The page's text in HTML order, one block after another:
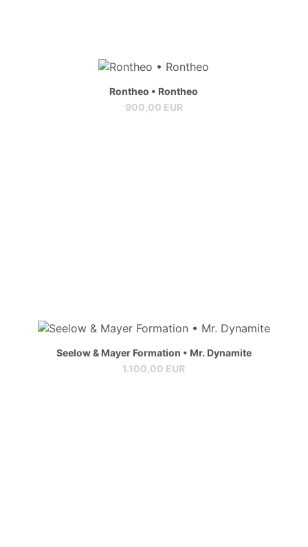
Rontheo • Rontheo
900,00 EUR
Seelow & Mayer Formation • Mr. Dynamite
1.100,00 EUR